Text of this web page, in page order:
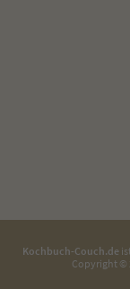
Kochbuch-Couch.de
Copyright ©